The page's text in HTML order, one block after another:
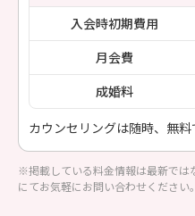
入会時初期費用
月会費
成婚料
カウンセリングは随時、無料
※掲載している料金情報は最新では
にてお気軽にお問い合わせください。